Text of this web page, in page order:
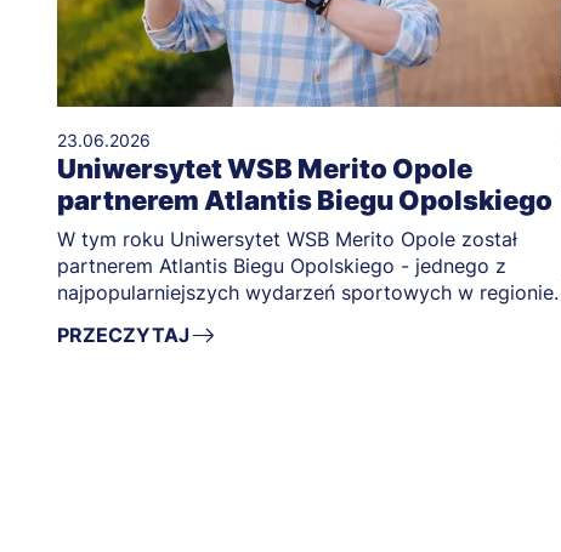
23.06.2026
Uniwersytet WSB Merito Opole
partnerem Atlantis Biegu Opolskiego
W tym roku Uniwersytet WSB Merito Opole został
partnerem Atlantis Biegu Opolskiego - jednego z
najpopularniejszych wydarzeń sportowych w regionie.
PRZECZYTAJ